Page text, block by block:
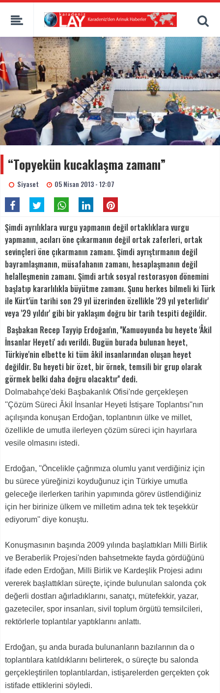
“Topyekün kucaklaşma zamanı”
Siyaset 05 Nisan 2013 - 12:07
Şimdi ayrılıklara vurgu yapmanın değil ortaklıklara vurgu
yapmanın, acıları öne çıkarmanın değil ortak zaferleri, ortak
sevinçleri öne çıkarmanın zamanı. Şimdi ayrıştırmanın değil
bayramlaşmanın, müsafahanın zamanı, hesaplaşmanın değil
helalleşmenin zamanı. Şimdi artık sosyal restorasyon dönemini
başlatıp kararlılıkla büyütme zamanı. Şunu herkes bilmeli ki Türk
ile Kürt'ün tarihi son 29 yıl üzerinden özellikle '29 yıl yeterlidir'
veya '29 yıldır' gibi bir yaklaşım doğru bir tarih tespiti değildir.
Başbakan Recep Tayyip Erdoğan'ın, ''Kamuoyunda bu heyete 'Âkil
İnsanlar Heyeti' adı verildi. Bugün burada bulunan heyet,
Türkiye'nin elbette ki tüm âkil insanlarından oluşan heyet
değildir. Bu heyeti bir özet, bir örnek, temsili bir grup olarak
görmek belki daha doğru olacaktır'' dedi.
Dolmabahçe'deki Başbakanlık Ofisi'nde gerçekleşen
''Çözüm Süreci Âkil İnsanlar Heyeti İstişare Toplantısı''nın
açılışında konuşan Erdoğan, toplantının ülke ve millet,
özellikle de umutla ilerleyen çözüm süreci için hayırlara
vesile olmasını istedi.
Erdoğan, ''Öncelikle çağrımıza olumlu yanıt verdiğiniz için
bu sürece yüreğinizi koyduğunuz için Türkiye umutla
geleceğe ilerlerken tarihin yapımında görev üstlendiğiniz
için her birinize ülkem ve milletim adına tek tek teşekkür
ediyorum'' diye konuştu.
Konuşmasının başında 2009 yılında başlattıkları Milli Birlik
ve Beraberlik Projesi'nden bahsetmekte fayda gördüğünü
ifade eden Erdoğan, Milli Birlik ve Kardeşlik Projesi adını
vererek başlattıkları süreçte, içinde bulunulan salonda çok
değerli dostları ağırladıklarını, sanatçı, mütefekkir, yazar,
gazeteciler, spor insanları, sivil toplum örgütü temsilcileri,
rektörlerle toplantılar yaptıklarını anlattı.
Erdoğan, şu anda burada bulunanların bazılarının da o
toplantılara katıldıklarını belirterek, o süreçte bu salonda
gerçekleştirilen toplantılardan, istişarelerden gerçekten çok
istifade ettiklerini söyledi.